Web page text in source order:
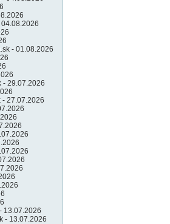
- 01.08.2026
- 29.07.2026
27.07.2026
13.07.2026
- 13.07.2026